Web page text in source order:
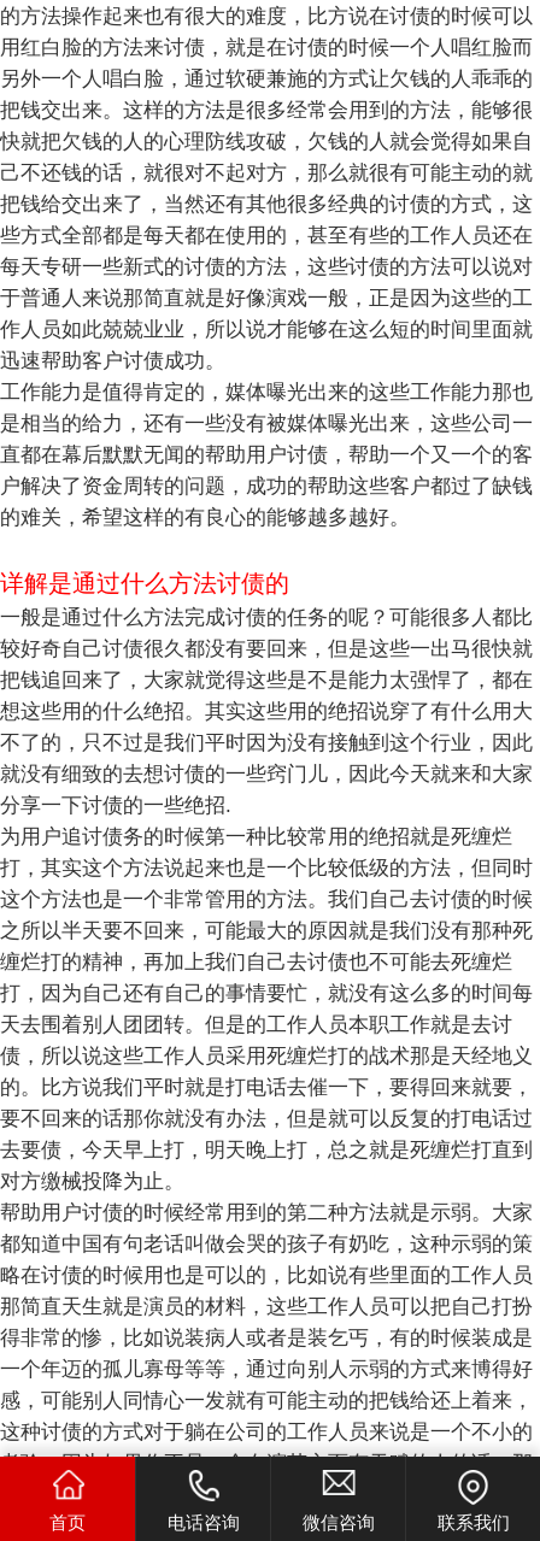
的方法操作起来也有很大的难度，比方说在讨债的时候可以
用红白脸的方法来讨债，就是在讨债的时候一个人唱红脸而
另外一个人唱白脸，通过软硬兼施的方式让欠钱的人乖乖的
把钱交出来。这样的方法是很多经常会用到的方法，能够很
快就把欠钱的人的心理防线攻破，欠钱的人就会觉得如果自
己不还钱的话，就很对不起对方，那么就很有可能主动的就
把钱给交出来了，当然还有其他很多经典的讨债的方式，这
些方式全部都是每天都在使用的，甚至有些的工作人员还在
每天专研一些新式的讨债的方法，这些讨债的方法可以说对
于普通人来说那简直就是好像演戏一般，正是因为这些的工
作人员如此兢兢业业，所以说才能够在这么短的时间里面就
迅速帮助客户讨债成功。
工作能力是值得肯定的，媒体曝光出来的这些工作能力那也
是相当的给力，还有一些没有被媒体曝光出来，这些公司一
直都在幕后默默无闻的帮助用户讨债，帮助一个又一个的客
户解决了资金周转的问题，成功的帮助这些客户都过了缺钱
的难关，希望这样的有良心的能够越多越好。
详解是通过什么方法讨债的
一般是通过什么方法完成讨债的任务的呢？可能很多人都比
较好奇自己讨债很久都没有要回来，但是这些一出马很快就
把钱追回来了，大家就觉得这些是不是能力太强悍了，都在
想这些用的什么绝招。其实这些用的绝招说穿了有什么用大
不了的，只不过是我们平时因为没有接触到这个行业，因此
就没有细致的去想讨债的一些窍门儿，因此今天就来和大家
分享一下讨债的一些绝招.
为用户追讨债务的时候第一种比较常用的绝招就是死缠烂
打，其实这个方法说起来也是一个比较低级的方法，但同时
这个方法也是一个非常管用的方法。我们自己去讨债的时候
之所以半天要不回来，可能最大的原因就是我们没有那种死
缠烂打的精神，再加上我们自己去讨债也不可能去死缠烂
打，因为自己还有自己的事情要忙，就没有这么多的时间每
天去围着别人团团转。但是的工作人员本职工作就是去讨
债，所以说这些工作人员采用死缠烂打的战术那是天经地义
的。比方说我们平时就是打电话去催一下，要得回来就要，
要不回来的话那你就没有办法，但是就可以反复的打电话过
去要债，今天早上打，明天晚上打，总之就是死缠烂打直到
对方缴械投降为止。
帮助用户讨债的时候经常用到的第二种方法就是示弱。大家
都知道中国有句老话叫做会哭的孩子有奶吃，这种示弱的策
略在讨债的时候用也是可以的，比如说有些里面的工作人员
那简直天生就是演员的材料，这些工作人员可以把自己打扮
得非常的惨，比如说装病人或者是装乞丐，有的时候装成是
一个年迈的孤儿寡母等等，通过向别人示弱的方式来博得好
感，可能别人同情心一发就有可能主动的把钱给还上着来，
这种讨债的方式对于躺在公司的工作人员来说是一个不小的
考验，因为如果你不是一个在演艺方面有天赋的人的话，那
么你的示弱就很有可能被别人看穿，到时候债要不回来还遭
到别人的心情鄙视。但是你可不要小瞧了的这些工作人员，
首页 电话咨询 微信咨询 联系我们